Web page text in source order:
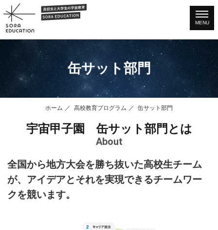
MENU
缶サット部門
ホーム 高校教育プログラム 缶サット部門
宇宙甲子園 缶サット部門とは
About
全国から地方大会を勝ち抜いた高校生チーム
が、アイデアとそれを実現できるチームワー
クを競います。